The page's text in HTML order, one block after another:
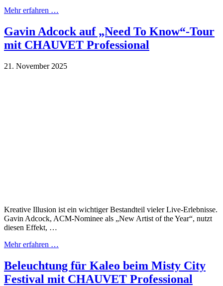
Mehr erfahren …
Gavin Adcock auf „Need To Know“-Tour
mit CHAUVET Professional
21. November 2025
Kreative Illusion ist ein wichtiger Bestandteil vieler Live-Erlebnisse.
Gavin Adcock, ACM-Nominee als „New Artist of the Year“, nutzt
diesen Effekt, …
Mehr erfahren …
Beleuchtung für Kaleo beim Misty City
Festival mit CHAUVET Professional